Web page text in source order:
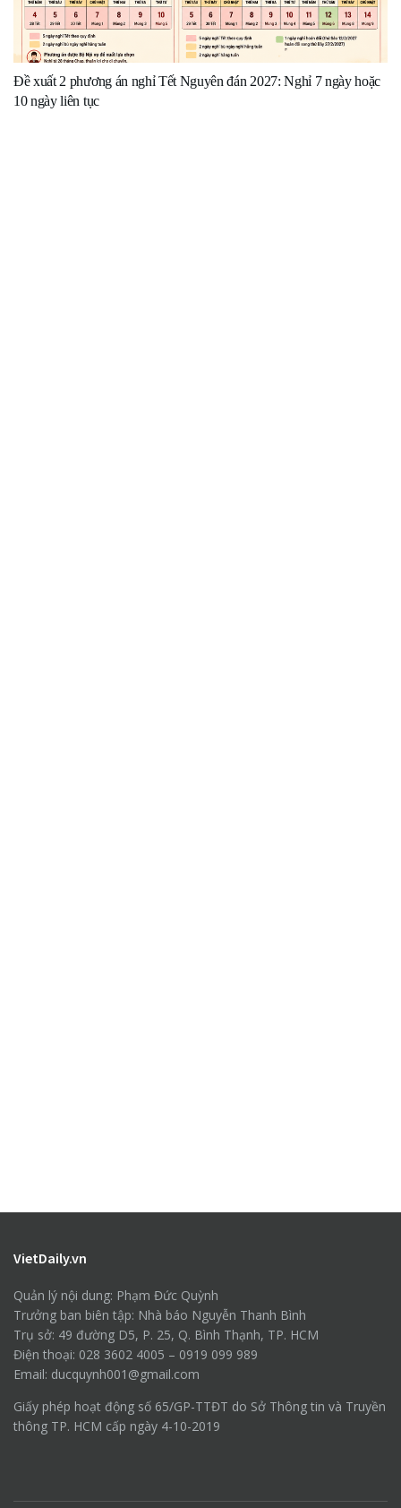
Đề xuất 2 phương án nghỉ Tết Nguyên đán 2027: Nghỉ 7 ngày hoặc
10 ngày liên tục
VietDaily.vn
Quản lý nội dung: Phạm Đức Quỳnh
Trưởng ban biên tập: Nhà báo Nguyễn Thanh Bình
Trụ sở: 49 đường D5, P. 25, Q. Bình Thạnh, TP. HCM
Điện thoại: 028 3602 4005 – 0919 099 989
Email: ducquynh001@gmail.com
Giấy phép hoạt động số 65/GP-TTĐT do Sở Thông tin và Truyền
thông TP. HCM cấp ngày 4-10-2019